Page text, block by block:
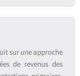
sur une approche
de revenus des